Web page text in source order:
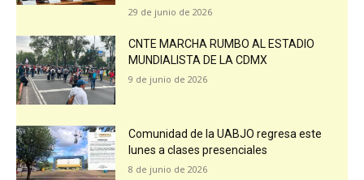
29 de junio de 2026
CNTE MARCHA RUMBO AL ESTADIO
MUNDIALISTA DE LA CDMX
9 de junio de 2026
Comunidad de la UABJO regresa este
lunes a clases presenciales
8 de junio de 2026